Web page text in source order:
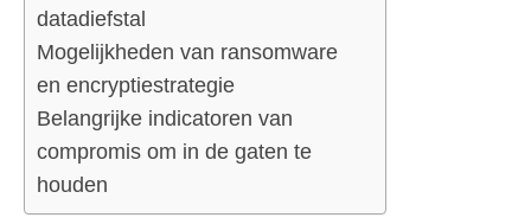
datadiefstal
Mogelijkheden van ransomware
en encryptiestrategie
Belangrijke indicatoren van
compromis om in de gaten te
houden